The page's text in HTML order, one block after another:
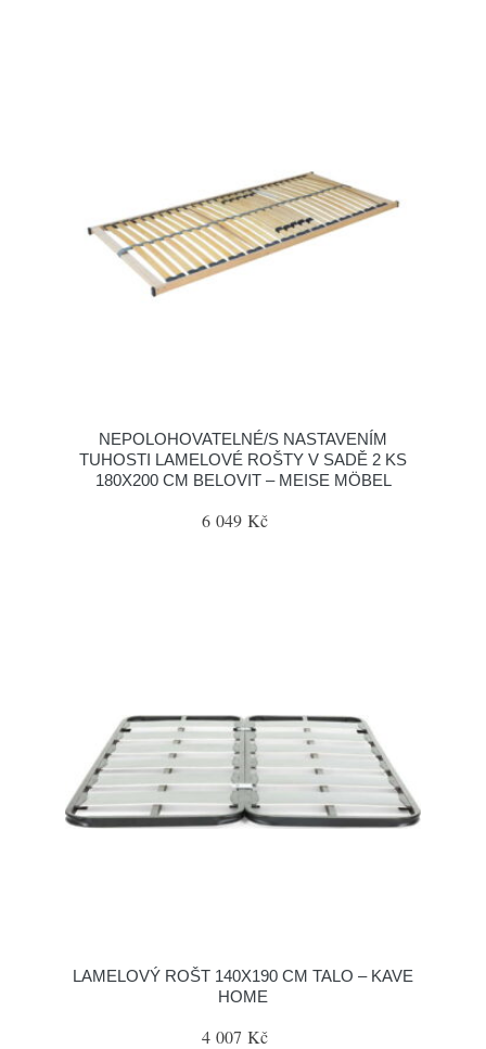
NEPOLOHOVATELNÉ/S NASTAVENÍM
TUHOSTI LAMELOVÉ ROŠTY V SADĚ 2 KS
180X200 CM BELOVIT – MEISE MÖBEL
6 049 Kč
LAMELOVÝ ROŠT 140X190 CM TALO – KAVE
HOME
4 007 Kč